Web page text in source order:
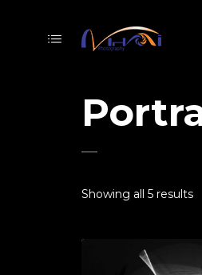
Showing all 5 results